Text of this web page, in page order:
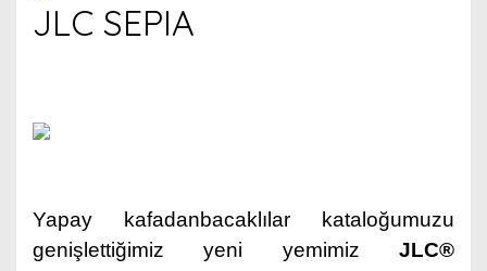
JLC SEPIA
Yapay kafadanbacaklılar kataloğumuzu
genişlettiğimiz yeni yemimiz JLC®